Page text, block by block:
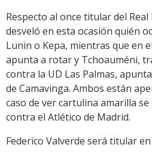
Respecto al once titular del
desveló en esta ocasión quién
Lunin o Kepa, mientras que en
apunta a rotar y Tchoauméni,
contra la UD Las Palmas,
de Camavinga. Ambos están
caso de ver cartulina amarilla
contra el Atlético de Madrid.
Federico Valverde será titular